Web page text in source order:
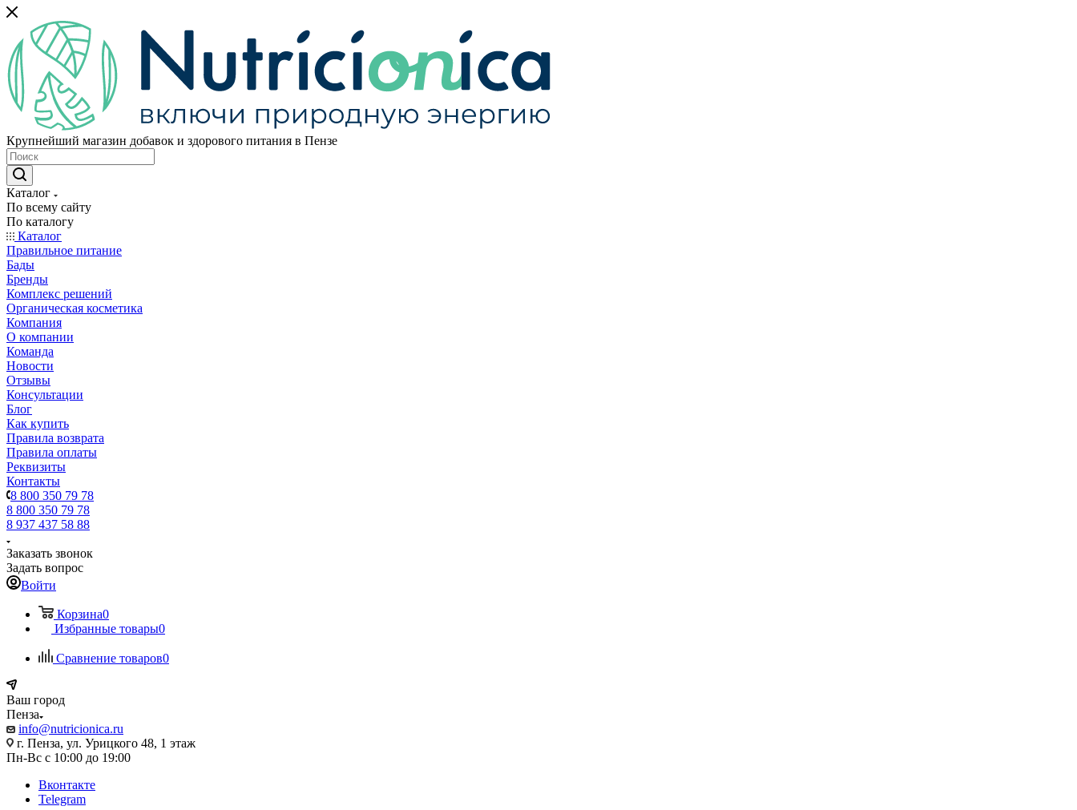
Крупнейший магазин добавок и здорового питания в Пензе
Каталог
По всему сайту
По каталогу
Каталог
Правильное питание
Бады
Бренды
Комплекс решений
Органическая косметика
Компания
О компании
Команда
Новости
Отзывы
Консультации
Блог
Как купить
Правила возврата
Правила оплаты
Реквизиты
Контакты
8 800 350 79 78
8 800 350 79 78
8 937 437 58 88
Заказать звонок
Задать вопрос
Войти
Корзина0
Избранные товары0
Сравнение товаров0
Ваш город
Пенза
info@nutricionica.ru
г. Пенза, ул. Урицкого 48, 1 этаж
Пн-Вс с 10:00 до 19:00
Вконтакте
Telegram